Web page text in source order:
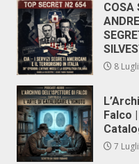
COSA
8
Falco
7